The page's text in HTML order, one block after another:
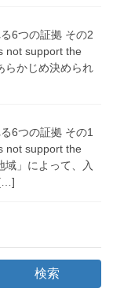
6つの証拠 その2
not support the
らかじめ決められ
6つの証拠 その1
not support the
」によって、入